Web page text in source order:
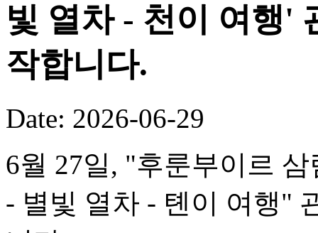
빛 열차 - 천이 여행'
작합니다.
Date: 2026-06-29
6월 27일, "후룬부이르
- 별빛 열차 - 톈이 여행"